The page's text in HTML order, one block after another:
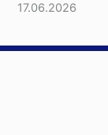
17.06.2026